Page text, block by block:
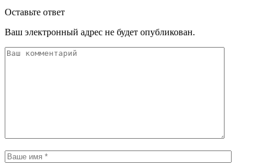
Оставьте ответ
Ваш электронный адрес не будет опубликован.